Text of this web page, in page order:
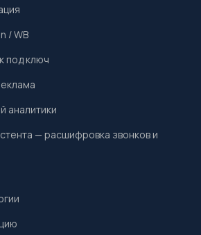
/ WB
под ключ
аналитики
— расшифровка звонков и